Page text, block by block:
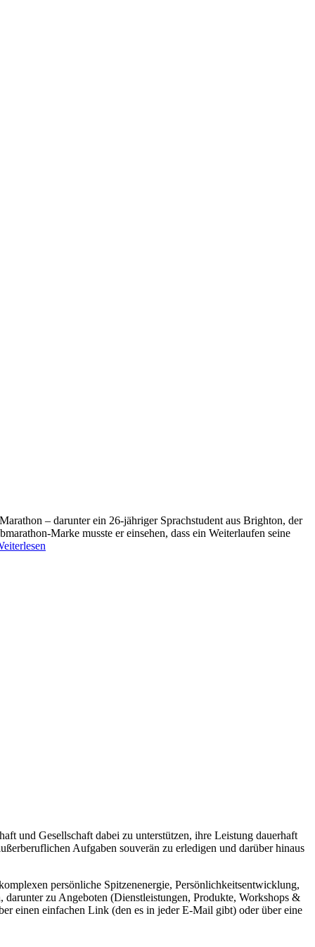
– darunter ein 26-jähriger Sprachstudent aus Brighton, der
Marke musste er einsehen, dass ein Weiterlaufen seine
und Gesellschaft dabei zu unterstützen, ihre Leistung dauerhaft
Aufgaben souverän zu erledigen und darüber hinaus
persönliche Spitzenenergie, Persönlichkeitsentwicklung,
zu Angeboten (Dienstleistungen, Produkte, Workshops &
einen einfachen Link (den es in jeder E-Mail gibt) oder über eine